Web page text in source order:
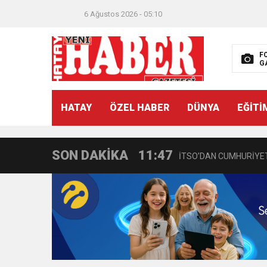
6 Ağustos 2026 - 05:10
HATAY ÖZEL HABER DÜNYA
SON DAKİKA
21:40
11:47 İTSO’DAN
18:55 İNCE’NİN CHP’DE
11:57 IŞIL Eczanesi Görkemli
21:40